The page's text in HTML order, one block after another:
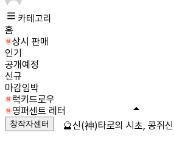
카테고리
홈
상시 판매
인기
공개예정
신규
마감임박
럭키드로우
영퍼센트 레터
창작자센터 🔮신(神)타로의 시초, 콩쥐